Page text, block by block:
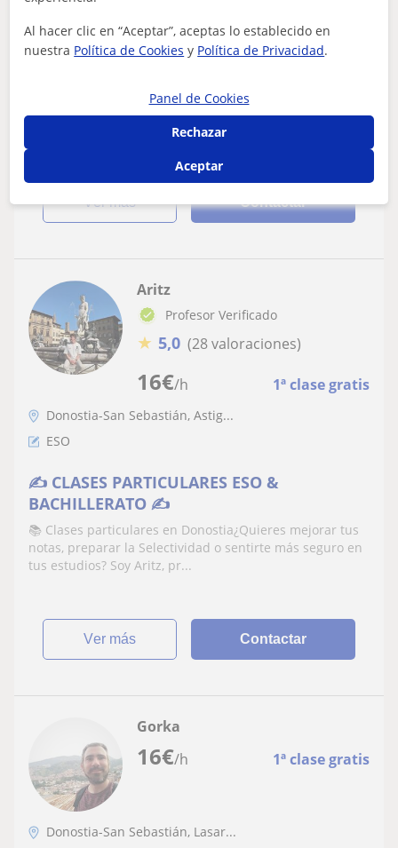
Profesor para apoyo en mates, fisica y
Doy clases de apoyo en matemáticas/fisica/quimica para
ver más Contactar
16€/h 1ª clase gratis
Aritz
Profesor Verificado
★ 5,0 (28 valoraciones)
Donostia-San Sebastián, Astig...
ESO
✍️ CLASES PARTICULARES ESO &
BACHILLERATO ✍️
📚 Clases particulares en Donostia¿Quieres mejorar tus
notas, preparar la Selectividad o sentirte más seguro en
tus estudios? Soy Aritz, pr...
ver más Contactar
16€/h 1ª clase gratis
Gorka
Donostia-San Sebastián, Lasar...
Al hacer clic en “Aceptar”, aceptas lo establecido en
nuestra Política de Cookies y Política de Privacidad.
Panel de Cookies
Rechazar
Aceptar